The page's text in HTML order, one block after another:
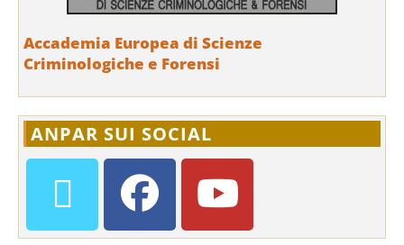
Accademia Europea di Scienze
Criminologiche e Forensi
ANPAR SUI SOCIAL